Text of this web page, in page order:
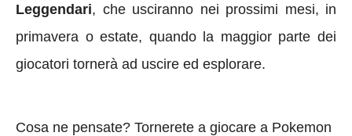
Leggendari, che usciranno nei prossimi mesi, in
primavera o estate, quando la maggior parte dei
giocatori tornerà ad uscire ed esplorare.
Cosa ne pensate? Tornerete a giocare a Pokemon